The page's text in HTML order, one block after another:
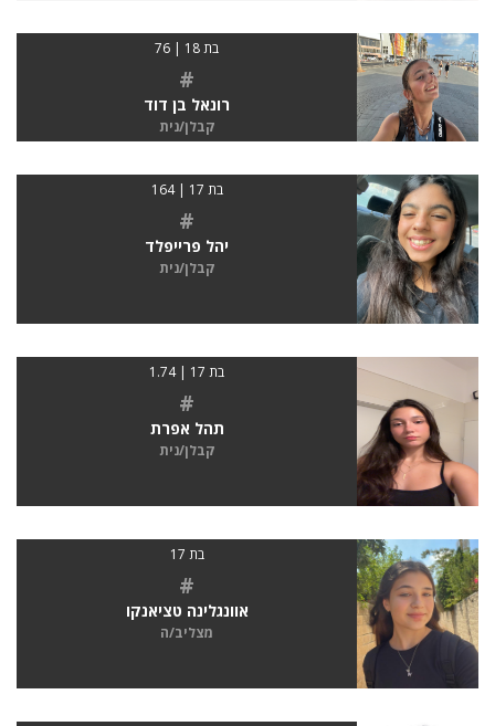
בת 18 | 76
#
רונאל בן דוד
קבלן/נית
בת 17 | 164
#
יהל פרייפלד
קבלן/נית
בת 17 | 1.74
#
תהל אפרת
קבלן/נית
בת 17
#
אוונגלינה טציאנקו
מצליב/ה